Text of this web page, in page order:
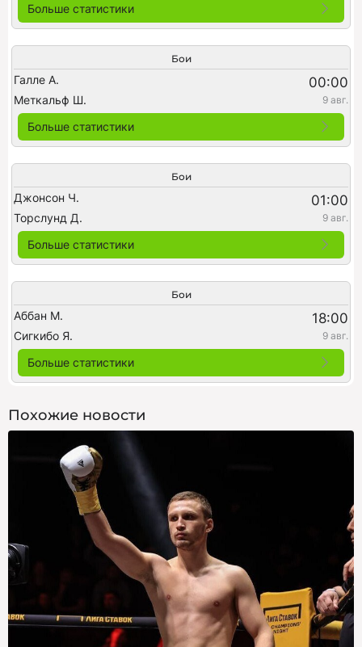
Больше статистики
Бои
Галле А. 00:00
Меткальф Ш. 9 авг.
Больше статистики
Бои
Джонсон Ч. 01:00
Торслунд Д. 9 авг.
Больше статистики
Бои
Аббан М. 18:00
Сигкибо Я. 9 авг.
Больше статистики
Похожие новости